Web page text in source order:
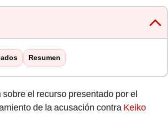
Resumen
el recurso presentado por el
de la acusación contra Keiko